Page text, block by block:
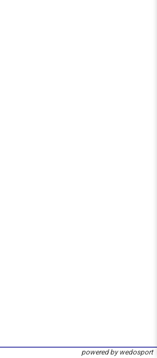
powered by wedosport